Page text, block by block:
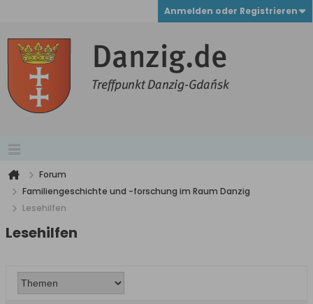
Anmelden oder Registrieren
Forum
Familiengeschichte und -forschung im Raum Danzig
Lesehilfen
Lesehilfen